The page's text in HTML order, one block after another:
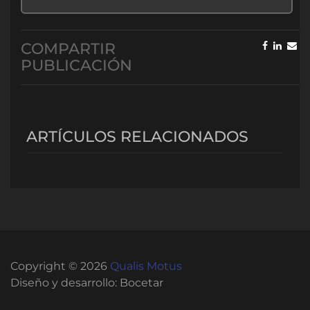
M9 – QFMTS – Cuestionario
Materiales Auxiliares de Fuerza (II)
M10 – Actividad Práctica
COMPARTIR
PUBLICACIÓN
ARTÍCULOS RELACIONADOS
Copyright © 2026 Qualis Motus
Diseño y desarrollo: Bocetar